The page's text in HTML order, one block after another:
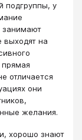
подгруппы, у
занимают
выходят на
отличается
они
желания.
хорошо знают